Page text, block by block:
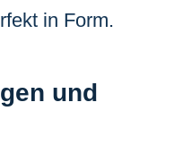
in Form.
und